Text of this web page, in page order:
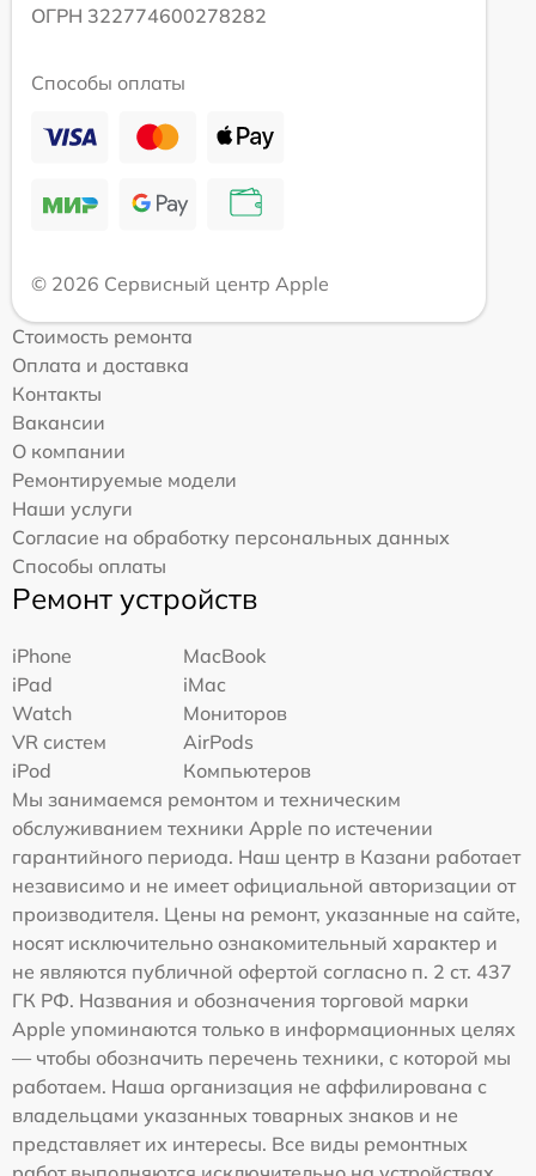
ОГРН 322774600278282
Способы оплаты
© 2026 Сервисный центр Apple
Стоимость ремонта
Оплата и доставка
Контакты
Вакансии
О компании
Ремонтируемые модели
Наши услуги
Согласие на обработку персональных данных
Способы оплаты
Ремонт устройств
iPhone
MacBook
iPad
iMac
Watch
Мониторов
VR систем
AirPods
iPod
Компьютеров
Мы занимаемся ремонтом и техническим
обслуживанием техники Apple по истечении
гарантийного периода. Наш центр в Казани работает
независимо и не имеет официальной авторизации от
производителя. Цены на ремонт, указанные на сайте,
носят исключительно ознакомительный характер и
не являются публичной офертой согласно п. 2 ст. 437
ГК РФ. Названия и обозначения торговой марки
Apple упоминаются только в информационных целях
— чтобы обозначить перечень техники, с которой мы
работаем. Наша организация не аффилирована с
владельцами указанных товарных знаков и не
представляет их интересы. Все виды ремонтных